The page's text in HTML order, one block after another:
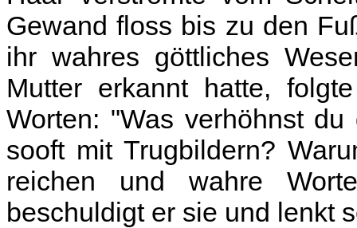
Gewand floss bis zu den
ihr wahres göttliches
Mutter erkannt hatte,
Worten: "Was verhöhnst
sooft mit Trugbildern?
reichen und wahre
beschuldigt er sie und lenkt